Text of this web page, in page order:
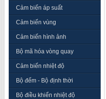
Cảm biến áp suất
Cảm biến vùng
Cảm biến hình ảnh
Bộ mã hóa vòng quay
Cảm biến nhiệt độ
Bộ đếm - Bộ định thời
Bộ điều khiển nhiệt độ